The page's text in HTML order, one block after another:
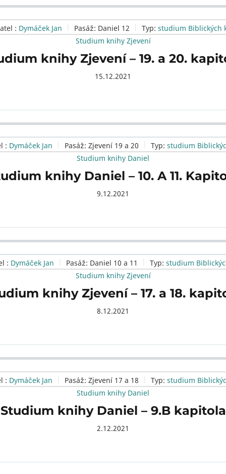
: Dymáček Jan Pasáž: Daniel 12 Typ: studium Biblických
Studium knihy Zjevení
knihy Zjevení – 19. a 20.
15.12.2021
: Dymáček Jan Pasáž: Zjevení 19 a 20 Typ: studium
Studium knihy Daniel
knihy Daniel – 10. A 11.
9.12.2021
: Dymáček Jan Pasáž: Daniel 10 a 11 Typ: studium
Studium knihy Zjevení
knihy Zjevení – 17. a 18.
8.12.2021
: Dymáček Jan Pasáž: Zjevení 17 a 18 Typ: studium
Studium knihy Daniel
Studium knihy Daniel – 9.B kapitola
2.12.2021